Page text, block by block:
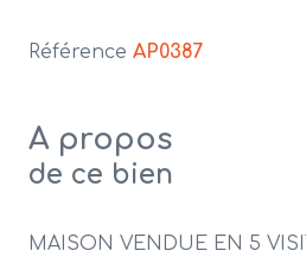
Référence AP0387
A propos
de ce bien
MAISON VENDUE EN 5